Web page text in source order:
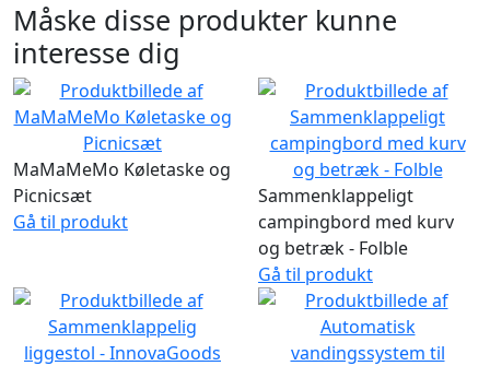
Måske disse produkter kunne
interesse dig
MaMaMeMo Køletaske og
Picnicsæt
Gå til produkt
Sammenklappeligt
campingbord med kurv
og betræk - Folble
Gå til produkt